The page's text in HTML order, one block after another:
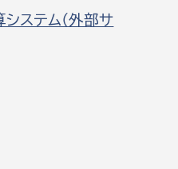
ステム（外部サ